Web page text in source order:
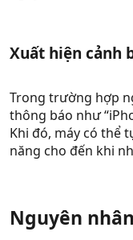
Xuất hiện cảnh
Trong trường hợp
thông báo như
Khi đó, máy có thể
năng cho đến khi
Nguyên